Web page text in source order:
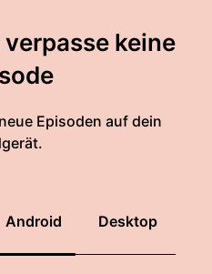
keine
Episoden auf dein
Android Desktop